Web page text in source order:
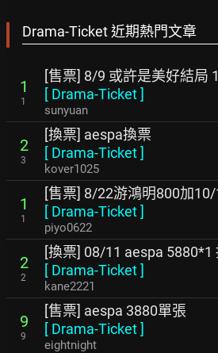
Drama-Ticket 近期熱門文章
1
1
[售票] 8/9 或許是美好結局
[ Drama-Ticket]
sunyuan
2
3
[換票] aespa換票
[ Drama-Ticket]
kover1025
1
1
[售票] 8/22游鴻明800加
[ Drama-Ticket]
piyo0622
2
2
[換票] 08/11 aespa 5880*1
[ Drama-Ticket]
kane2221
9
9
[售票] aespa 3880單張
[ Drama-Ticket]
eightnight